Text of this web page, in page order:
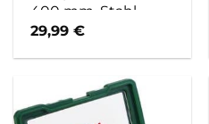
400 mm, Stahl –
blau
29,99€